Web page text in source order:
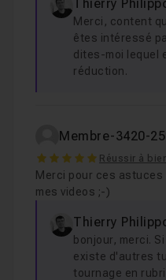
Thierry
Merci, content
êtes intéressé
dites-moi lequel
réduction.
Membre-3420-
5 Réussir à
Merci pour ces
mes videos ;-)
Thierry
bonjour, merci.
existe d'autres
tournage en